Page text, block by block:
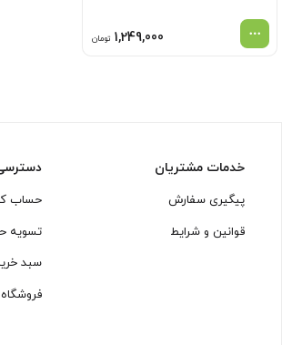
1,249,000 تومان
خدمات مشتریان
پیگیری سفارش
قوانین و شرایط
حساب
تسویه
سبد
فروشگاه